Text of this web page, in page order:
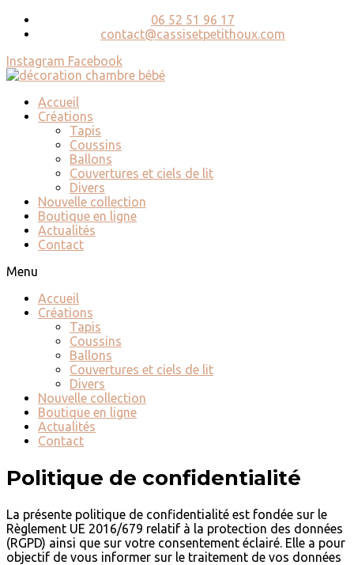
06 52 51 96 17
contact@cassisetpetithoux.com
Instagram Facebook
Accueil
Créations
Tapis
Coussins
Ballons
Couvertures et ciels de lit
Divers
Nouvelle collection
Boutique en ligne
Actualités
Contact
Menu
Accueil
Créations
Tapis
Coussins
Ballons
Couvertures et ciels de lit
Divers
Nouvelle collection
Boutique en ligne
Actualités
Contact
Politique de confidentialité
La présente politique de confidentialité est fondée sur le
Règlement UE 2016/679 relatif à la protection des données
(RGPD) ainsi que sur votre consentement éclairé. Elle a pour
objectif de vous informer sur le traitement de vos données